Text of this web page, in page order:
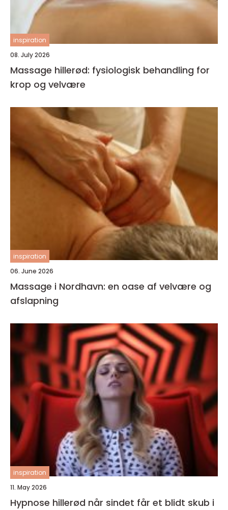
inspiration
08. July 2026
Massage hillerød: fysiologisk behandling for
krop og velvære
inspiration
06. June 2026
Massage i Nordhavn: en oase af velvære og
afslapning
inspiration
11. May 2026
Hypnose hillerød når sindet får et blidt skub i